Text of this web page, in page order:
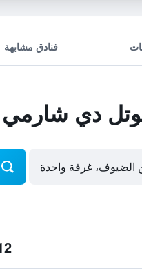
فنادق مشابهة
دي شارمي